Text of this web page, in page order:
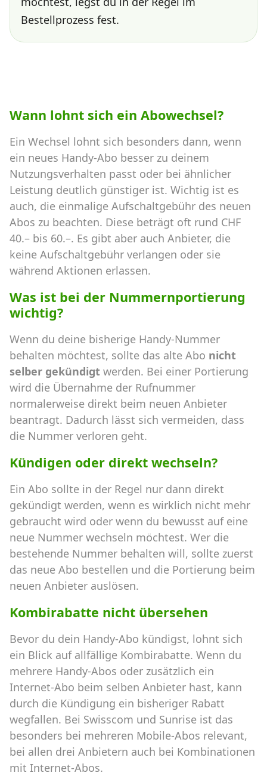
Bestellprozess fest.
Wann lohnt sich ein Abowechsel?
Ein Wechsel lohnt sich besonders dann, wenn
ein neues Handy-Abo besser zu deinem
Nutzungsverhalten passt oder bei ähnlicher
Leistung deutlich günstiger ist. Wichtig ist es
auch, die einmalige Aufschaltgebühr des neuen
Abos zu beachten. Diese beträgt oft rund CHF
40.– bis 60.–. Es gibt aber auch Anbieter, die
keine Aufschaltgebühr verlangen oder sie
während Aktionen erlassen.
Was ist bei der Nummernportierung
wichtig?
Wenn du deine bisherige Handy-Nummer
behalten möchtest, sollte das alte Abo nicht
selber gekündigt werden. Bei einer Portierung
wird die Übernahme der Rufnummer
normalerweise direkt beim neuen Anbieter
beantragt. Dadurch lässt sich vermeiden, dass
die Nummer verloren geht.
Kündigen oder direkt wechseln?
Ein Abo sollte in der Regel nur dann direkt
gekündigt werden, wenn es wirklich nicht mehr
gebraucht wird oder wenn du bewusst auf eine
neue Nummer wechseln möchtest. Wer die
bestehende Nummer behalten will, sollte zuerst
das neue Abo bestellen und die Portierung beim
neuen Anbieter auslösen.
Kombirabatte nicht übersehen
Bevor du dein Handy-Abo kündigst, lohnt sich
ein Blick auf allfällige Kombirabatte. Wenn du
mehrere Handy-Abos oder zusätzlich ein
Internet-Abo beim selben Anbieter hast, kann
durch die Kündigung ein bisheriger Rabatt
wegfallen. Bei Swisscom und Sunrise ist das
besonders bei mehreren Mobile-Abos relevant,
bei allen drei Anbietern auch bei Kombinationen
mit Internet-Abos.